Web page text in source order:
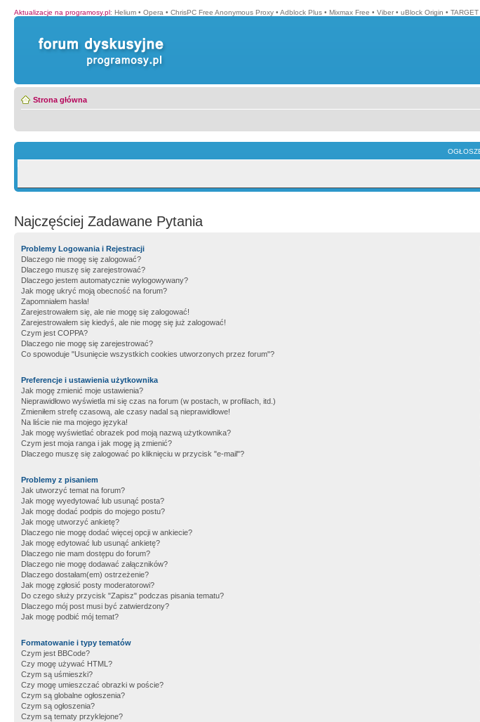
Aktualizacje na programosy.pl: Helium • Opera • ChrisPC Free Anonymous Proxy • Adblock Plus • Mixmax Free • Viber • uBlock Origin •
Strona główna
Najczęściej Zadawane Pytania
Problemy Logowania i Rejestracji
Dlaczego nie mogę się zalogować?
Dlaczego muszę się zarejestrować?
Dlaczego jestem automatycznie wylogowywany?
Jak mogę ukryć moją obecność na forum?
Zapomniałem hasła!
Zarejestrowałem się, ale nie mogę się zalogować!
Zarejestrowałem się kiedyś, ale nie mogę się już zalogować!
Czym jest COPPA?
Dlaczego nie mogę się zarejestrować?
Co spowoduje "Usunięcie wszystkich cookies utworzonych przez forum"?
Preferencje i ustawienia użytkownika
Jak mogę zmienić moje ustawienia?
Nieprawidłowo wyświetla mi się czas na forum (w postach, w profilach, itd.)
Zmieniłem strefę czasową, ale czasy nadal są nieprawidłowe!
Na liście nie ma mojego języka!
Jak mogę wyświetlać obrazek pod moją nazwą użytkownika?
Czym jest moja ranga i jak mogę ją zmienić?
Dlaczego muszę się zalogować po kliknięciu w przycisk "e-mail"?
Problemy z pisaniem
Jak utworzyć temat na forum?
Jak mogę wyedytować lub usunąć posta?
Jak mogę dodać podpis do mojego postu?
Jak mogę utworzyć ankietę?
Dlaczego nie mogę dodać więcej opcji w ankiecie?
Jak mogę edytować lub usunąć ankietę?
Dlaczego nie mam dostępu do forum?
Dlaczego nie mogę dodawać załączników?
Dlaczego dostałam(em) ostrzeżenie?
Jak mogę zgłosić posty moderatorowi?
Do czego służy przycisk "Zapisz" podczas pisania tematu?
Dlaczego mój post musi być zatwierdzony?
Jak mogę podbić mój temat?
Formatowanie i typy tematów
Czym jest BBCode?
Czy mogę używać HTML?
Czym są uśmieszki?
Czy mogę umieszczać obrazki w poście?
Czym są globalne ogłoszenia?
Czym są ogłoszenia?
Czym są tematy przyklejone?